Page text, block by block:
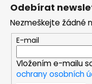
Odebírat
Nezmeškejte žádné
E-mail
Vložením e-mailu
ochrany osobních